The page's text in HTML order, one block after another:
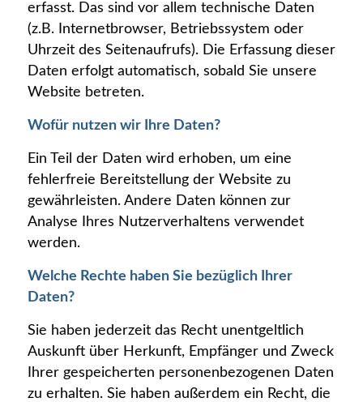
erfasst. Das sind vor allem technische Daten
(z.B. Internetbrowser, Betriebssystem oder
Uhrzeit des Seitenaufrufs). Die Erfassung dieser
Daten erfolgt automatisch, sobald Sie unsere
Website betreten.
Wofür nutzen wir Ihre Daten?
Ein Teil der Daten wird erhoben, um eine
fehlerfreie Bereitstellung der Website zu
gewährleisten. Andere Daten können zur
Analyse Ihres Nutzerverhaltens verwendet
werden.
Welche Rechte haben Sie bezüglich Ihrer
Daten?
Sie haben jederzeit das Recht unentgeltlich
Auskunft über Herkunft, Empfänger und Zweck
Ihrer gespeicherten personenbezogenen Daten
zu erhalten. Sie haben außerdem ein Recht, die